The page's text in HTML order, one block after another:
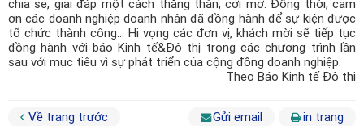
chia sẻ, giải đáp một cách thẳng thắn, cởi mở. Đồng thời, cảm
ơn các doanh nghiệp doanh nhân đã đồng hành để sự kiện được
tổ chức thành công… Hi vọng các đơn vị, khách mời sẽ tiếp tục
đồng hành với báo Kinh tế&Đô thị trong các chương trình lần
sau với mục tiêu vì sự phát triển của cộng đồng doanh nghiệp.
Theo Báo Kinh tế Đô thị
Về trang trước Gửi email in trang